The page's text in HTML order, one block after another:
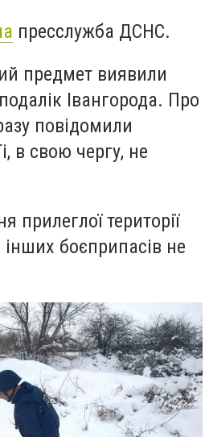
пресслужба ДСНС.
предмет виявили
Івангорода. Про
повідомили
в свою чергу, не
прилеглої території
боєприпасів не